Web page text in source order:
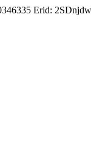
Erid: